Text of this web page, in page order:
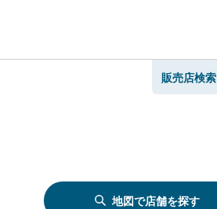
販売店検索
地図で店舗を探す